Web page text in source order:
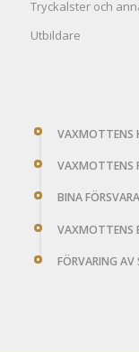
Tryckalster och
Utbildare
VAXMOTTENS
VAXMOTTENS
BINA
VAXMOTTENS
FÖRVARING AV